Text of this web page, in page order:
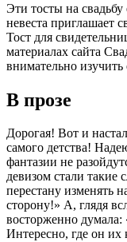
Эти тосты на
невеста приглашает
Тост для
материалах сайта
внимательно изучить
В прозе
Дорогая! Вот и
самого детства!
фантазии не
девизом стали такие
перестану изменять
сторону!» А, глядя
восторженно
Интересно, где он